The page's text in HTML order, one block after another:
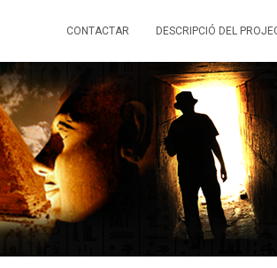
CONTACTAR DESCRIPCIÓ DEL